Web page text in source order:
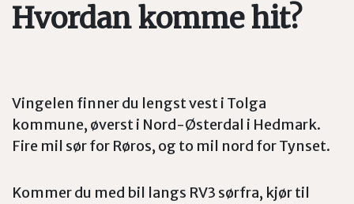
Hvordan komme hit?
Vingelen finner du lengst vest i Tolga
kommune, øverst i Nord-Østerdal i Hedmark.
Fire mil sør for Røros, og to mil nord for Tynset.
Kommer du med bil langs RV3 sørfra, kjør til